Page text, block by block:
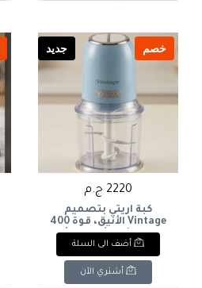
Beautiful design meets
unparalleled
خصم جديد
2220 ج.م
كبة أريتي بتصميم
Vintage الأنيق، قوة 400
وات لنتائج مثالية. والأداء
العملي The Ariete food
processor features a
stylish vintage design
and 400 watts of power
أضف الى السلة
أشتري الآن